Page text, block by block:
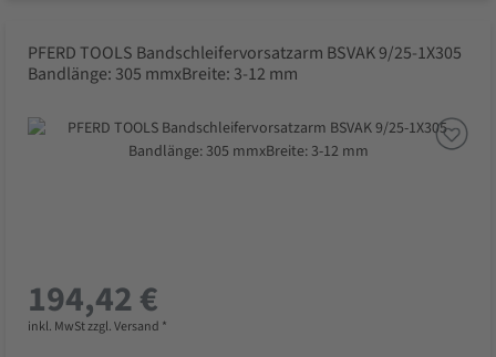
PFERD TOOLS Bandschleifervorsatzarm BSVAK 9/25-1X305
Bandlänge: 305 mmxBreite: 3-12 mm
194,42 €
inkl. MwSt zzgl. Versand *